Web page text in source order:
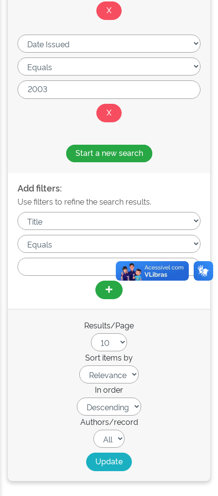
Start a new search
Add filters:
Use filters to refine the search results.
Results/Page
Sort items by
In order
Authors/record